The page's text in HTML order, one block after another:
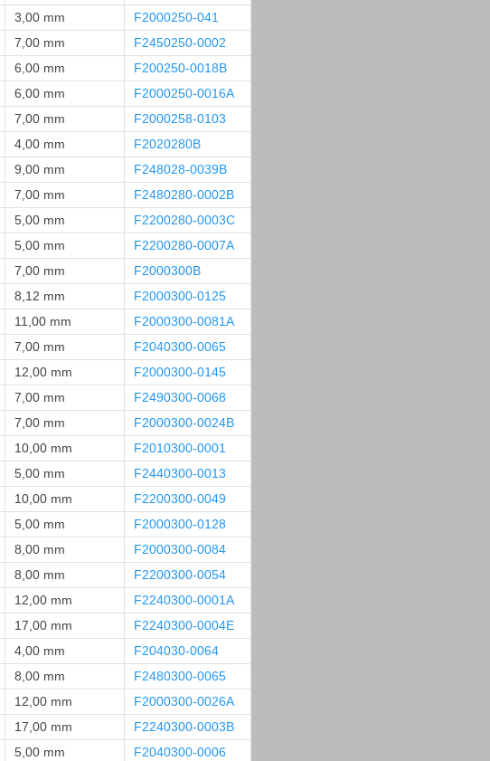
3,00 mm
F2000250-041
7,00 mm
F2450250-0002
6,00 mm
F200250-0018B
6,00 mm
F2000250-0016A
7,00 mm
F2000258-0103
4,00 mm
F2020280B
9,00 mm
F248028-0039B
7,00 mm
F2480280-0002B
5,00 mm
F2200280-0003C
5,00 mm
F2200280-0007A
7,00 mm
F2000300B
8,12 mm
F2000300-0125
11,00 mm
F2000300-0081A
7,00 mm
F2040300-0065
12,00 mm
F2000300-0145
7,00 mm
F2490300-0068
7,00 mm
F2000300-0024B
10,00 mm
F2010300-0001
5,00 mm
F2440300-0013
10,00 mm
F2200300-0049
5,00 mm
F2000300-0128
8,00 mm
F2000300-0084
8,00 mm
F2200300-0054
12,00 mm
F2240300-0001A
17,00 mm
F2240300-0004E
4,00 mm
F204030-0064
8,00 mm
F2480300-0065
12,00 mm
F2000300-0026A
17,00 mm
F2240300-0003B
5,00 mm
F2040300-0006